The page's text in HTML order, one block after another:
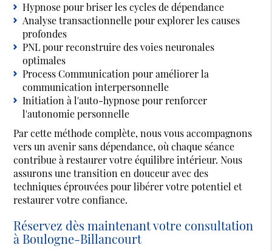
Hypnose pour briser les cycles de dépendance
Analyse transactionnelle pour explorer les causes
profondes
PNL pour reconstruire des voies neuronales
optimales
Process Communication pour améliorer la
communication interpersonnelle
Initiation à l'auto-hypnose pour renforcer
l'autonomie personnelle
Par cette méthode complète, nous vous accompagnons
vers un avenir sans dépendance, où chaque séance
contribue à restaurer votre équilibre intérieur. Nous
assurons une transition en douceur avec des
techniques éprouvées pour libérer votre potentiel et
restaurer votre confiance.
Réservez dès maintenant votre consultation
à Boulogne-Billancourt